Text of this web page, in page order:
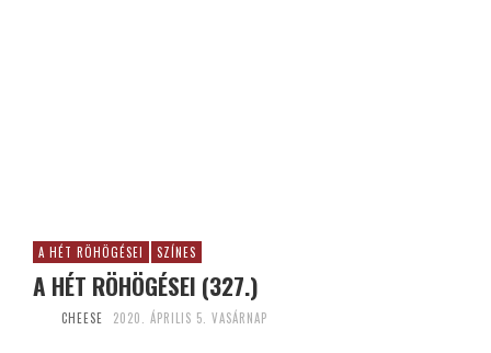
A HÉT RÖHÖGÉSEI SZÍNES
A HÉT RÖHÖGÉSEI (327.)
CHEESE 2020. ÁPRILIS 5. VASÁRNAP